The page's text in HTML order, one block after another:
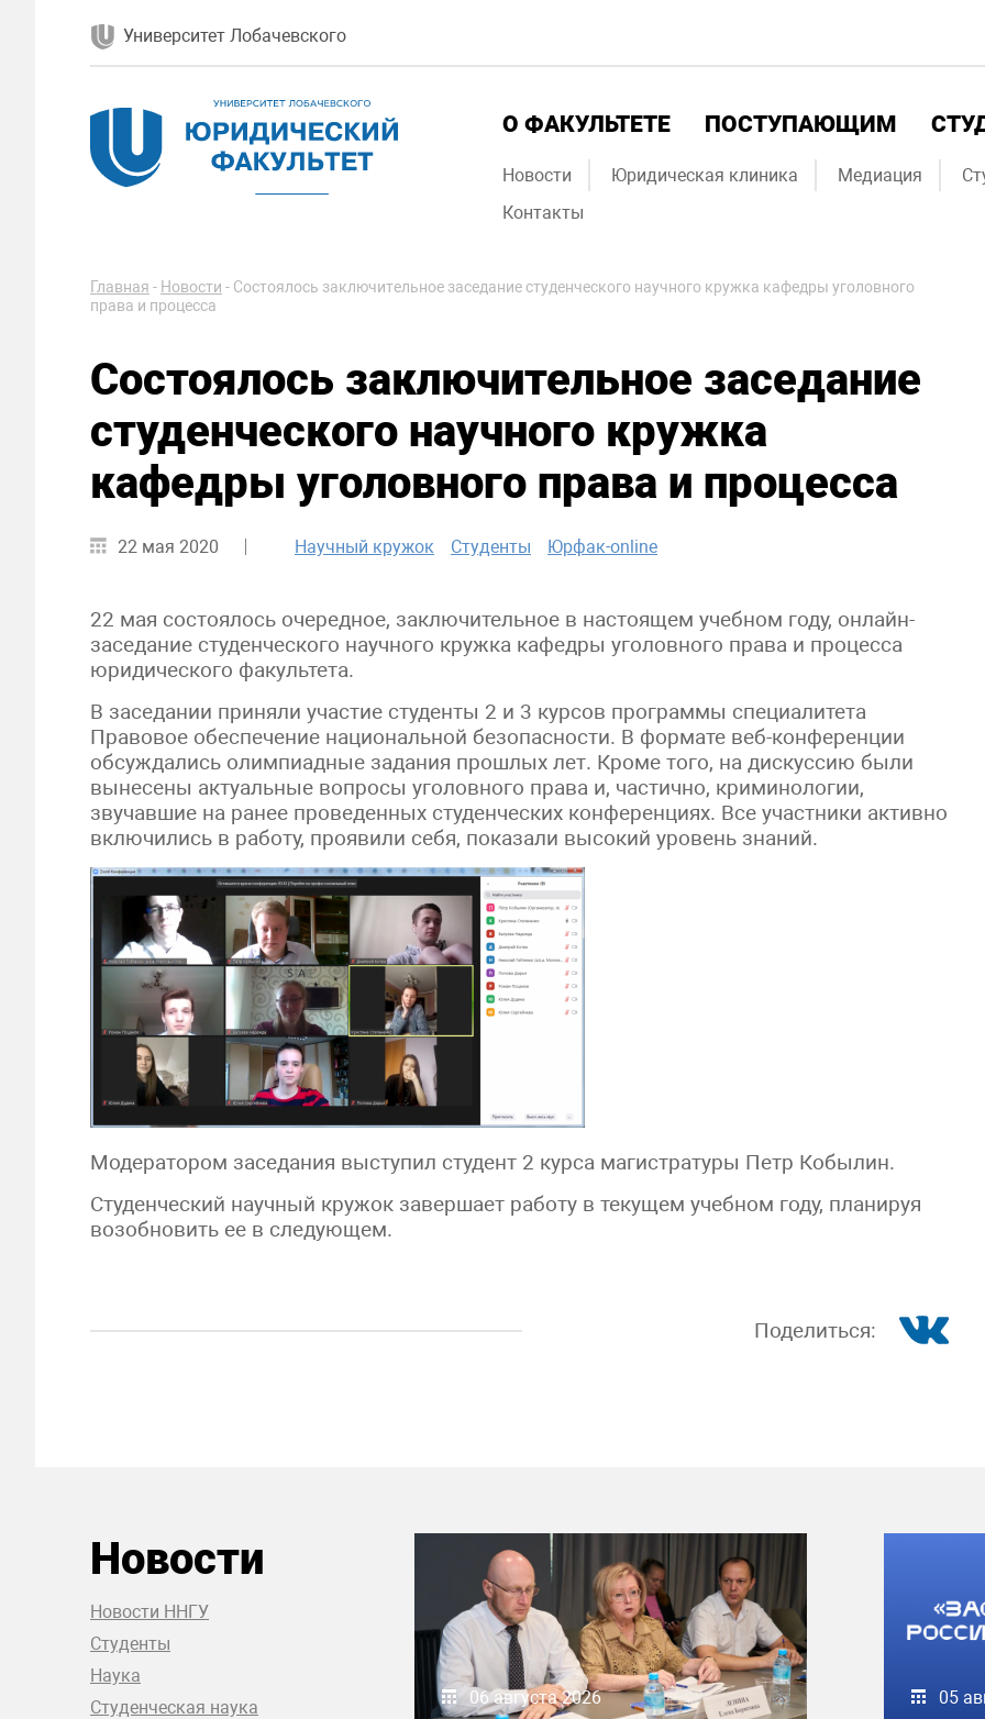
Университет Лобачевского
О ФАКУЛЬТЕТЕ ПОСТУПАЮЩИМ
Новости Юридическая клиника Медиация
Контакты
Главная - Новости - Состоялось заключительное заседание студенческого научного кружка кафедры уголовного
права и процесса
Состоялось заключительное заседание
студенческого научного кружка
кафедры уголовного права и процесса
22 мая 2020 Научный кружок Студенты Юрфак-online
22 мая состоялось очередное, заключительное в настоящем учебном году, онлайн-
заседание студенческого научного кружка кафедры уголовного права и процесса
юридического факультета.
В заседании приняли участие студенты 2 и 3 курсов программы специалитета
Правовое обеспечение национальной безопасности. В формате веб-конференции
обсуждались олимпиадные задания прошлых лет. Кроме того, на дискуссию были
вынесены актуальные вопросы уголовного права и, частично, криминологии,
звучавшие на ранее проведенных студенческих конференциях. Все участники активно
включились в работу, проявили себя, показали высокий уровень знаний.
Модератором заседания выступил студент 2 курса магистратуры Петр Кобылин.
Студенческий научный кружок завершает работу в текущем учебном году, планируя
возобновить ее в следующем.
Поделиться:
Новости
Новости ННГУ
Студенты
Наука
Студенческая наука
06 августа 2026 05